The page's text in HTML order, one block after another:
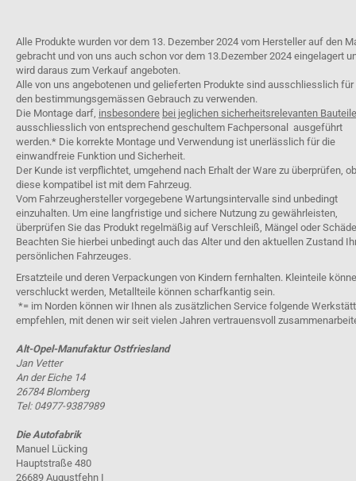
Alle Produkte wurden vor dem 13. Dezember 2024 vom Hersteller auf den
gebracht und von uns auch schon vor dem 13.Dezember 2024 eingelagert
wird daraus zum Verkauf angeboten.
Alle von uns angebotenen und gelieferten Produkte sind ausschliesslich für
den bestimmungsgemässen Gebrauch zu verwenden.
Die Montage darf, insbesondere bei jeglichen sicherheitsrelevanten
ausschliesslich von entsprechend geschultem Fachpersonal ausgeführt
werden.* Die korrekte Montage und Verwendung ist unerlässlich für die
einwandfreie Funktion und Sicherheit.
Der Kunde ist verpflichtet, umgehend nach Erhalt der Ware zu überprüfen, ob
diese kompatibel ist mit dem Fahrzeug.
Vom Fahrzeughersteller vorgegebene Wartungsintervalle sind unbedingt
einzuhalten. Um eine langfristige und sichere Nutzung zu gewährleisten,
überprüfen Sie das Produkt regelmäßig auf Verschleiß, Mängel oder
Beachten Sie hierbei unbedingt auch das Alter und den aktuellen Zustand
persönlichen Fahrzeuges.
Ersatzteile und deren Verpackungen von Kindern fernhalten. Kleinteile
verschluckt werden, Metallteile können scharfkantig sein.
*= im Norden können wir Ihnen als zusätzlichen Service folgende
empfehlen, mit denen wir seit vielen Jahren vertrauensvoll
Alt-Opel-Manufaktur Ostfriesland
Jan Vetter
An der Eiche 14
26784 Blomberg
Tel: 04977-9387989
Die Autofabrik
Manuel Lücking
Hauptstraße 480
26689 Augustfehn I